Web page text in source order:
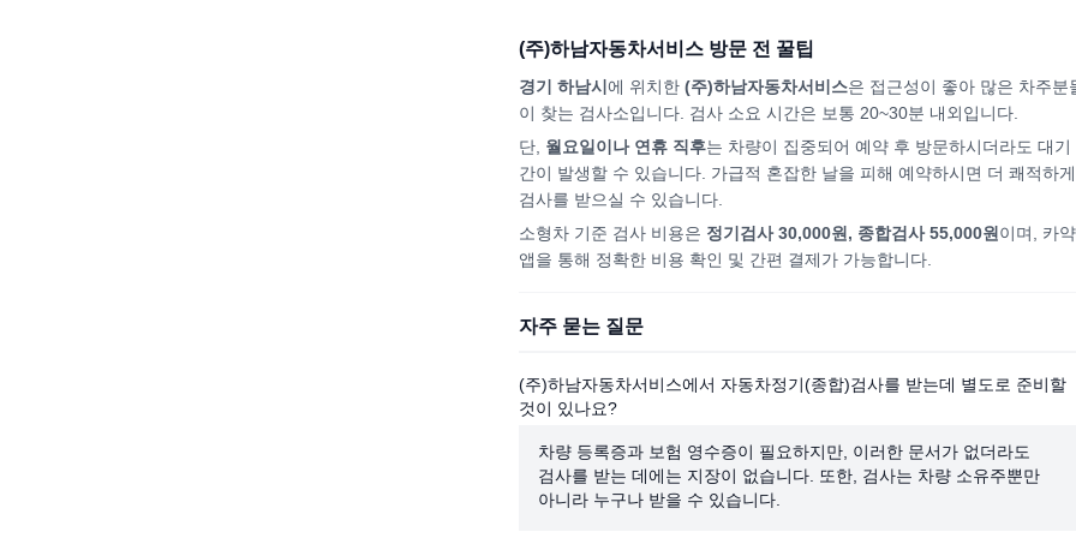
(주)하남자동차서비스 방문 전 꿀팁
경기 하남시 에 위치한 (주)하남자동차서비스은 접근성이 좋아 많은 차주분
이 찾는 검사소입니다. 검사 소요 시간은 보통 20~30분 내외입니다.
단, 월요일이나 연휴 직후는 차량이 집중되어 예약 후 방문하시더라도 대기
간이 발생할 수 있습니다. 가급적 혼잡한 날을 피해 예약하시면 더 쾌적하게
검사를 받으실 수 있습니다.
소형차 기준 검사 비용은 정기검사 30,000원, 종합검사 55,000원 이며, 카약
앱을 통해 정확한 비용 확인 및 간편 결제가 가능합니다.
자주 묻는 질문
(주)하남자동차서비스에서 자동차정기(종합)검사를 받는데 별도로 준비할
것이 있나요?
차량 등록증과 보험 영수증이 필요하지만, 이러한 문서가 없더라도
검사를 받는 데에는 지장이 없습니다. 또한, 검사는 차량 소유주뿐만
아니라 누구나 받을 수 있습니다.